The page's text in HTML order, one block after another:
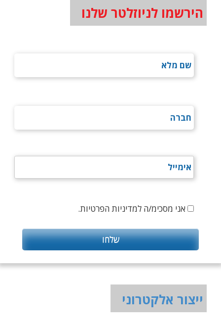
הירשמו לניוזלטר שלנו
אני מסכימ/ה למדיניות הפרטיות.
ייצור אלקטרוני